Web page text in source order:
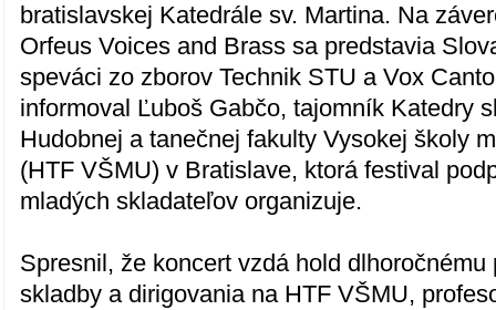
bratislavskej Katedrále sv. Martina. Na
Orfeus Voices and Brass sa predstavia
speváci zo zborov Technik STU a Vox
informoval Ľuboš Gabčo, tajomník Katedry
Hudobnej a tanečnej fakulty Vysokej školy
(HTF VŠMU) v Bratislave, ktorá festival
mladých skladateľov organizuje.
Spresnil, že koncert vzdá hold
skladby a dirigovania na HTF VŠMU,